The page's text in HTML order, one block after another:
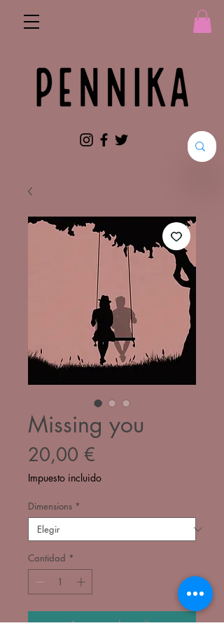
Missing you
20,00 €
Impuesto incluido
Dimensions *
Cantidad *
Agregar al carrito